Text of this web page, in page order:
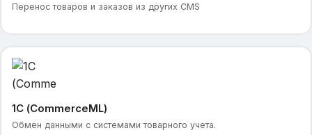
Перенос товаров и заказов из других CMS
1С (CommerceML)
Обмен данными с системами товарного учета.